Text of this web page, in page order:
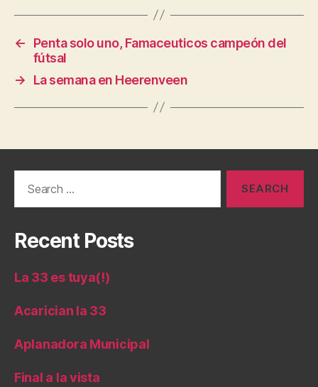
←
Penta solo uno, Famaceuticos campeón del
fútsal
→
La semana en Heerenveen
Recent Posts
La 33 es tuya(!)
Acarician la 33
Aplanadora Municipal
Final a la vista